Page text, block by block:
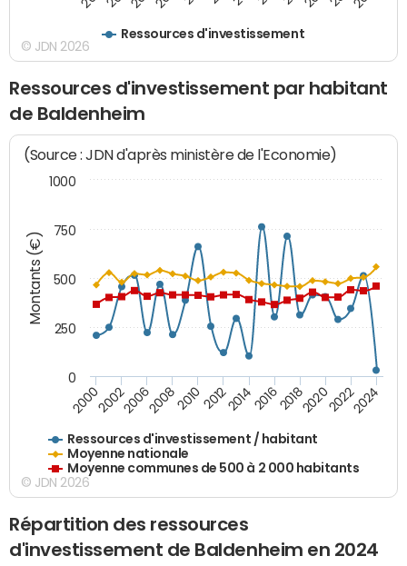
Ressources d'investissement
© JDN 2026
Ressources d'investissement par habitant
de Baldenheim
Montants (€)
(Source : JDN d'après ministère de l'Economie)
Ressources d'investissement / habitant
Moyenne nationale
Moyenne communes de 500 à 2 000 habitants
200020022006200820102012201420162018202020222024
0
250
500
750
1000
© JDN 2026
Répartition des ressources
d'investissement de Baldenheim en 2024